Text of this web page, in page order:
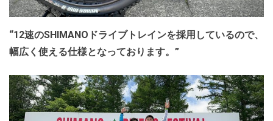
“12速のSHIMANOドライブトレインを採用しているので、
幅広く使える仕様となっております。”